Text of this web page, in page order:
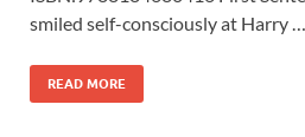
smiled self-consciously at Harry …
READ MORE